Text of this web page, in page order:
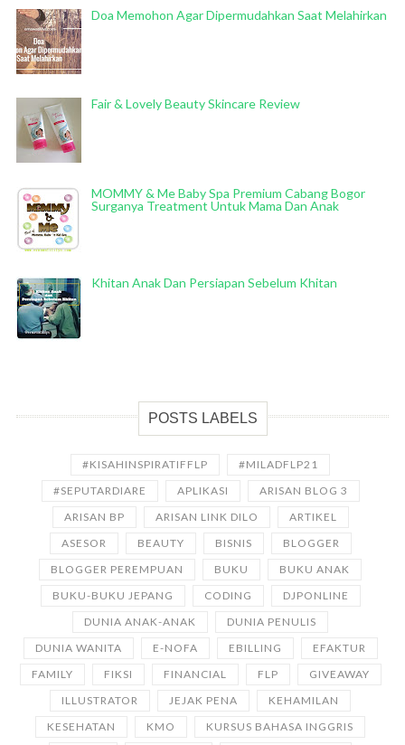
Doa Memohon Agar Dipermudahkan Saat Melahirkan
Fair & Lovely Beauty Skincare Review
MOMMY & Me Baby Spa Premium Cabang Bogor
Surganya Treatment Untuk Mama Dan Anak
Khitan Anak Dan Persiapan Sebelum Khitan
POSTS LABELS
#KISAHINSPIRATIFFLP
#MILADFLP21
#SEPUTARDIARE
APLIKASI
ARISAN BLOG 3
ARISAN BP
ARISAN LINK DILO
ARTIKEL
ASESOR
BEAUTY BISNIS
BLOGGER
BLOGGER PEREMPUAN
BUKU
BUKU ANAK
BUKU-BUKU JEPANG
CODING
DJPONLINE
DUNIA ANAK-ANAK
DUNIA PENULIS
DUNIA WANITA
E-NOFA EBILLING
EFAKTUR
FAMILY
FIKSI FINANCIAL FLP
GIVEAWAY
ILLUSTRATOR
JEJAK PENA
KEHAMILAN
KESEHATAN
KMO
KURSUS BAHASA INGGRIS